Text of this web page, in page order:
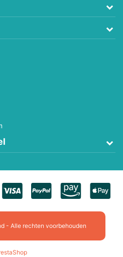
- Alle rechten voorbehouden